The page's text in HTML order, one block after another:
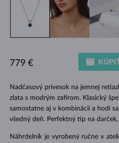
Nadčasový prívesok na jemnej
zlata s modrým zafírom. Klasický
samostatne aj v kombinácii a hodí
všedný deň. Perfektný tip na
Náhrdelník je vyrobený ručne v
779 €